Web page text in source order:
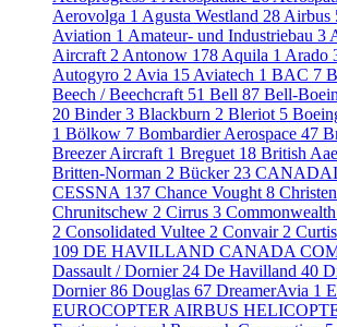
Aerovolga 1 Agusta Westland 28 Airbus
Aviation 1 Amateur- und Industriebau 3
Aircraft 2 Antonow 178 Aquila 1 Arado
Autogyro 2 Avia 15 Aviatech 1 BAC 7
Beech / Beechcraft 51 Bell 87 Bell-
20 Binder3 Blackburn 2 Bleriot 5
1 Bölkow 7 Bombardier Aerospace 47
Breezer Aircraft 1 Breguet 18 British
Britten-Norman 2 Bücker 23
CESSNA 137 Chance Vought 8
Chrunitschew 2 Cirrus 3
2 Consolidated Vultee 2 Convair 2
109 DE HAVILLAND CANADA
Dassault / Dornier 24 De Havilland 40
Dornier86 Douglas 67 DreamerAvia 1
EUROCOPTER AIRBUS